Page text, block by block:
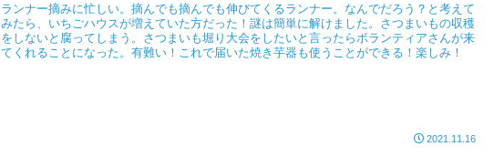
ランナー摘みに忙しい。摘んでも摘んでも伸びてくるランナー。なんでだろう？と考えて
みたら、いちごハウスが増えていた方だった！謎は簡単に解けました。さつまいもの収穫
をしないと腐ってしまう。さつまいも堀り大会をしたいと言ったらボランティアさんが来
てくれることになった。有難い！これで届いた焼き芋器も使うことができる！楽しみ！
2021.11.16